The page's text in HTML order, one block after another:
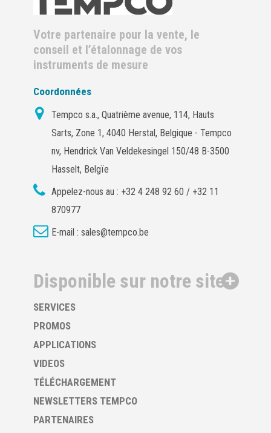
Votre partenaire pour la vente, le
conseil et l’étalonnage de vos
instruments de mesure
Coordonnées
Tempco s.a., Quatrième avenue, 114, Hauts
Sarts, Zone 1, 4040 Herstal, Belgique - Tempco
nv, Hendrick Van Veldekesingel 150/48 B-3500
Hasselt, Belgïe
Appelez-nous au : +32 4 248 92 60 / +32 11
870977
E-mail : sales@tempco.be
Disponible sur notre site
SERVICES
PROMOS
APPLICATIONS
VIDEOS
TÉLÉCHARGEMENT
NEWSLETTERS TEMPCO
PARTENAIRES